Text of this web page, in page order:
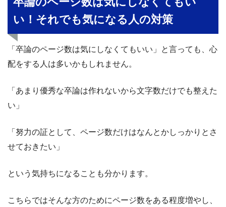
い！それでも気になる人の対策
「卒論のページ数は気にしなくてもいい」と言っても、心
配をする人は多いかもしれません。
「あまり優秀な卒論は作れないから文字数だけでも整えた
い」
「努力の証として、ページ数だけはなんとかしっかりとさ
せておきたい」
という気持ちになることも分かります。
こちらではそんな方のためにページ数をある程度増やし、